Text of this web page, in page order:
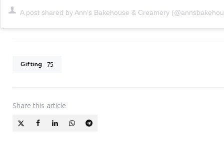
A post shared by Ann’s Bakehouse & Creamery
Gifting 75
Share this article